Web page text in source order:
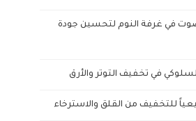
في غرفة النوم لتحسين جودة
في تخفيف التوتر والأرق
للتخفيف من القلق والاسترخاء